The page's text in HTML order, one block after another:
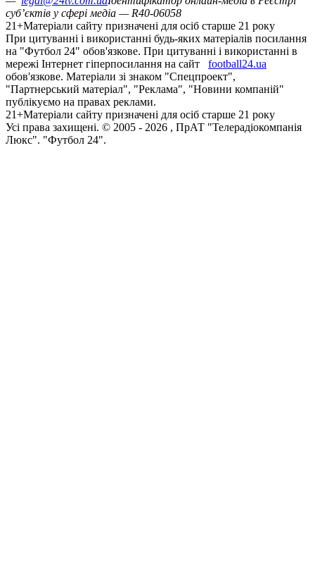
суб’єктів у сфері медіа — R40-06058
21+Матеріали сайту призначені для осіб старше 21 року
При цитуванні і використанні будь-яких матеріалів посилання
на "Футбол 24" обов'язкове. При цитуванні і використанні в
мережі Інтернет гіперпосилання на сайт
football24.ua
обов'язкове. Матеріали зі знаком "Спецпроект",
"Партнерський матеріал", "Реклама", "Новини компаній"
публікуємо на правах реклами.
21+Матеріали сайту призначені для осіб старше 21 року
Усi права захищенi. © 2005 - 2026 , ПрАТ "Телерадіокомпанія
Люкс". "Футбол 24".